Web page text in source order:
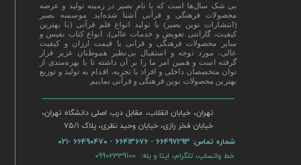
تهران، خیابان انقلاب، مقابل درب اصلی دانشگاه تهران،
خیابان فخر رازی، خیابان وحید نظری، پلاک ۷۵/۱​​​​​​​
شماره تماس:
بی شک سال‌ها است که با نام بصیر در زمینه تولید و عرضه
محصولات فرهنگی و قرآنی آشنا شده‌اید. موسسه بصیر
(انتشارات نوین بصیر) با تولید انواع قلم قرآنی (با بهترین
کیفیت، گارانتی تعویض و خدمات عالی)، انواع کتاب نفیس و
سایر محصولات فرهنگی و قرانی با قیمت ارزان و کیفیت
عالی، مورد توجه و استقبال بی‌نظیر هموطنان عزیز قرار
گرفته است و همین امر ما را بر آن داشته تا با بهره‌مندی از
توان متخصصان داخلی و افراد با تجربه، اقدام به تولید و توزیع
بهترین محصولات نوین فرهنگی و قرآنی نماییم.
خط واتساپ، تلگرام، ایتا و بله: 09902339100